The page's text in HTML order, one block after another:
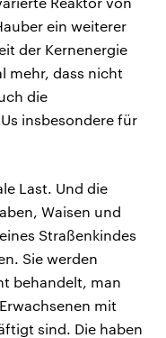
ein weiterer
der Kernenergie
mehr, dass nicht
die
insbesondere für
Last. Und die
Waisen und
Straßenkindes
Sie werden
behandelt, man
mit
sind. Die haben